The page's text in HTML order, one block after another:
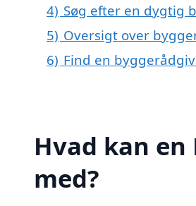
4) Søg efter en dygtig
5) Oversigt over
6) Find en
Hvad kan
med?